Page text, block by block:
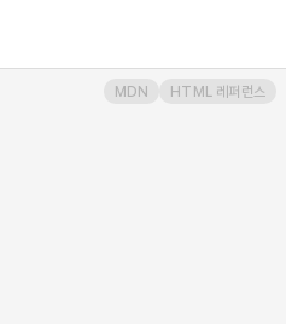
MDN HTML 레퍼런스